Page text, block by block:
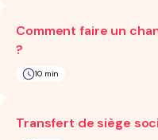
Comment faire un
?
10 min
Transfert de siège